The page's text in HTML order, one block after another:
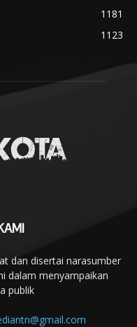
1181
1123
dan disertai narasumber
dalam menyampaikan
publik